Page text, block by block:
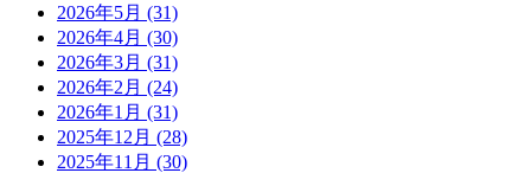
2026年5月 (31)
2026年4月 (30)
2026年3月 (31)
2026年2月 (24)
2026年1月 (31)
2025年12月 (28)
2025年11月 (30)